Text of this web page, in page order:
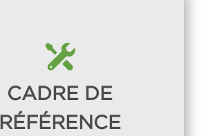
CADRE DE
RÉFÉRENCE